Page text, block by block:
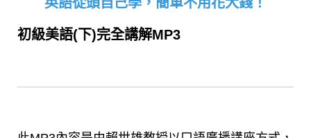
初級美語(下)完全講解MP3